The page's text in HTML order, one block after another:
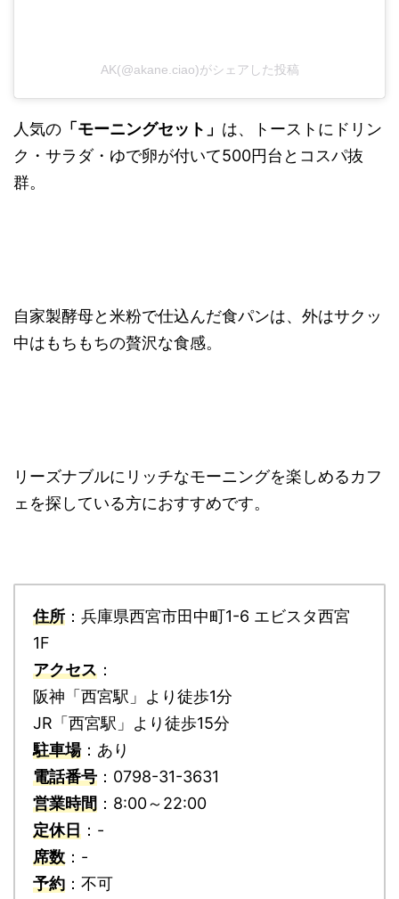
AK(@akane.ciao)がシェアした投稿
人気の 「モーニングセット」 は、トーストにドリン
ク・サラダ・ゆで卵が付いて500円台とコスパ抜
群。
自家製酵母と米粉で仕込んだ食パンは、外はサクッ
中はもちもちの贅沢な食感。
リーズナブルにリッチなモーニングを楽しめるカフ
ェを探している方におすすめです。
住所 ：兵庫県西宮市田中町1-6 エビスタ西宮
1F
アクセス ：
阪神「西宮駅」より徒歩1分
JR「西宮駅」より徒歩15分
駐車場：あり
電話番号 ：0798-31-3631
営業時間 ：8:00～22:00
定休日 ：-
席数 ：-
予約 ：不可